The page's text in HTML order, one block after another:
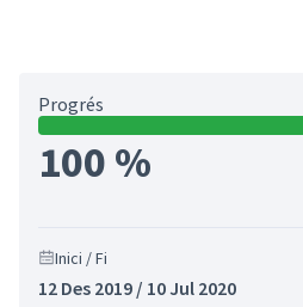
Progrés
100 %
Inici / Fi
12 Des 2019 / 10 Jul 2020